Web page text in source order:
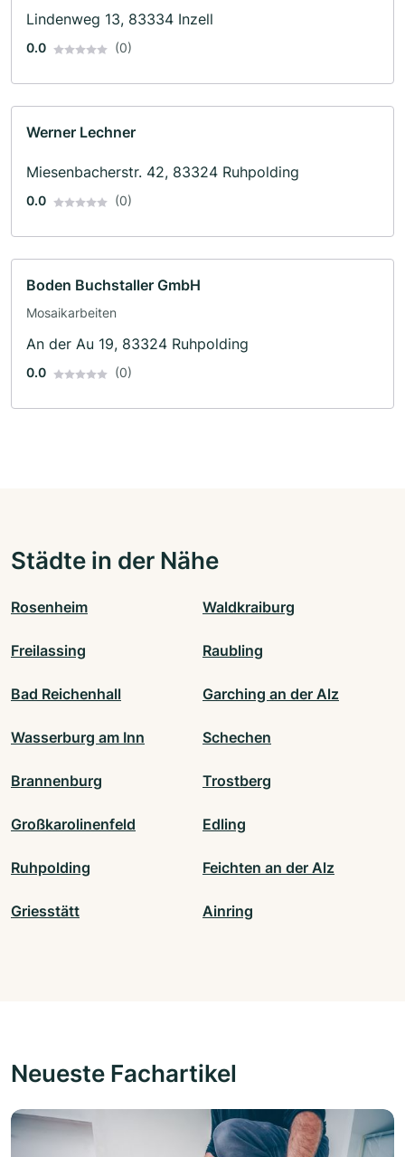
Lindenweg 13, 83334 Inzell
0.0 (0)
Werner Lechner
Miesenbacherstr. 42, 83324 Ruhpolding
0.0 (0)
Boden Buchstaller GmbH
Mosaikarbeiten
An der Au 19, 83324 Ruhpolding
0.0 (0)
Städte in der Nähe
Rosenheim Waldkraiburg
Freilassing Raubling
Bad Reichenhall Garching an der Alz
Wasserburg am Inn Schechen
Brannenburg Trostberg
Großkarolinenfeld Edling
Ruhpolding Feichten an der Alz
Griesstätt Ainring
Neueste Fachartikel